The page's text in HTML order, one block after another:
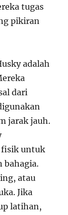
tugas
pikiran
adalah
dari
jarak jauh.
fisik untuk
bahagia.
atau
Jika
latihan,